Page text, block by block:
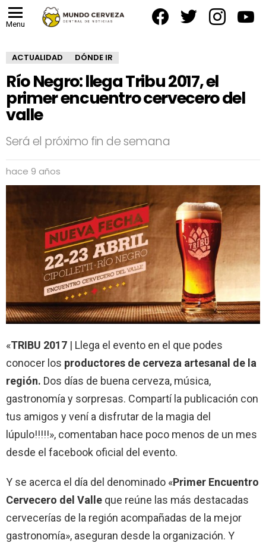
Menu
ACTUALIDAD DÓNDE IR
Río Negro: llega Tribu 2017, el
primer encuentro cervecero del
valle
Será el próximo fin de semana
hace 9 años
«TRIBU 2017 | Llega el evento en el que podes
conocer los productores de cerveza artesanal de la
región. Dos días de buena cerveza, música,
gastronomía y sorpresas. Compartí la publicación con
tus amigos y vení a disfrutar de la magia del
lúpulo!!!!!», comentaban hace poco menos de un mes
desde el facebook oficial del evento.
Y se acerca el día del denominado «Primer Encuentro
Cervecero del Valle que reúne las más destacadas
cervecerías de la región acompañadas de la mejor
gastronomía», aseguran desde la organización. Y